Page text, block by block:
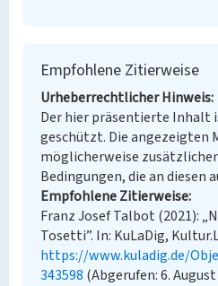
Empfohlene Zitierweise
Urheberrechtlicher Hinweis
Der hier präsentierte Inhalt
geschützt. Die angezeigten
möglicherweise
Bedingungen, die an diesen
Empfohlene Zitierweise
Franz Josef Talbot (2021):
Tosetti”. In: KuLaDig,
https://www.kuladig.de/
343598 (Abgerufen: 6.